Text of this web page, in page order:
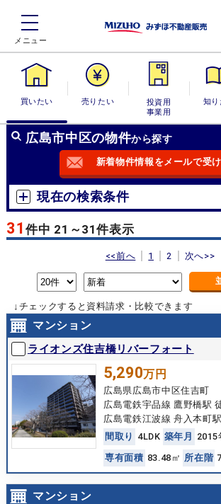
買いたい 売りたい
投資用・事業
用
知
広島市中区の物件から探す
新着物件情報をメールで受
現在の検索条件
31件中 21～31件表示
<<前へ 1 2 次へ>>
↓チェックすると資料請求・比較できます
マンション
ライオンズ住吉橋リバーフォート
5,290万円
広島県広島市中区住吉町
広島電鉄宇品線 鷹野橋駅
広島電鉄江波線 舟入本町
間 取 り 4LDK 築年 月
2015
専有面積 83.48㎡ 所在 階
マンション